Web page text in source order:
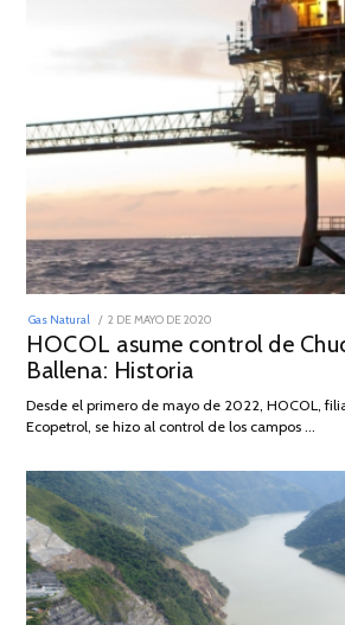
Gas Natural
POSTED
2 DE MAYO DE 2020
DE
FEBRERO
HOCOL asume control de
Ballena: Historia
Desde el primero de mayo de 2022, HOCOL,
Ecopetrol, se hizo al control de los campos …